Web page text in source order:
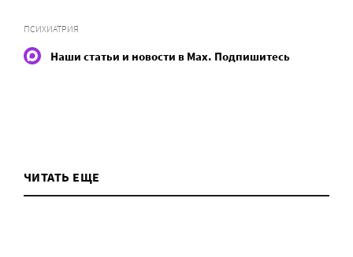
ПСИХИАТРИЯ
Наши статьи и новости в Max. Подпишитесь
ЧИТАТЬ ЕЩЕ